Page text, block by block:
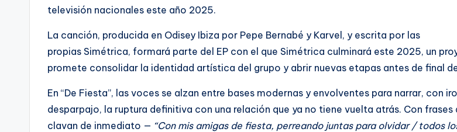
televisión nacionales este año 2025.
La canción, producida en Odisey Ibiza por Pepe Bernabé y Karvel, y escrita por las
propias Simétrica, formará parte del EP con el que Simétrica culminará este 2025, un
promete consolidar la identidad artística del grupo y abrir nuevas etapas antes de final
En “De Fiesta”, las voces se alzan entre bases modernas y envolventes para narrar, con
desparpajo, la ruptura definitiva con una relación que ya no tiene vuelta atrás. Con frases
clavan de inmediato — “Con mis amigas de fiesta, perreando juntas para olvidar / todos